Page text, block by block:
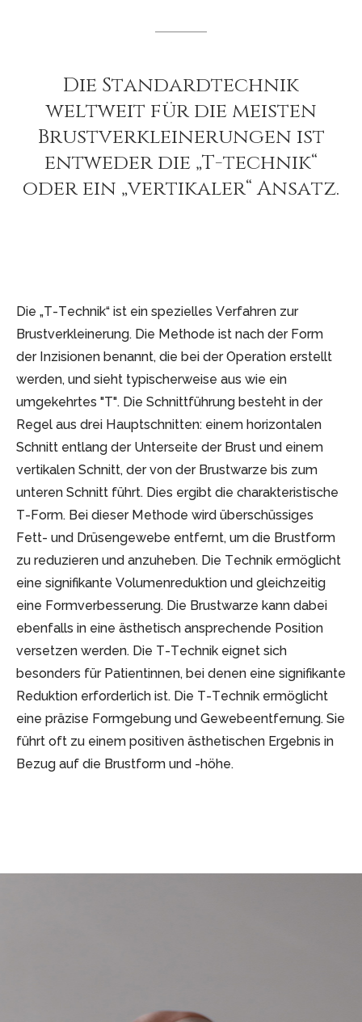
Die Standardtechnik
weltweit für diemeisten
Brustverkleinerungen ist
entweder die „T-technik“
oder ein „vertikaler“ Ansatz.
Die „T-Technik“ ist ein spezielles Verfahren zur
Brustverkleinerung. Die Methode ist nach der Form
der Inzisionen benannt, die bei der Operation erstellt
werden, und sieht typischerweise aus wie ein
umgekehrtes "T". Die Schnittführung besteht in der
Regel aus drei Hauptschnitten: einem horizontalen
Schnitt entlang der Unterseite der Brust und einem
vertikalen Schnitt, der von der Brustwarze bis zum
unteren Schnitt führt. Dies ergibt die charakteristische
T-Form. Bei dieser Methode wird überschüssiges
Fett- und Drüsengewebe entfernt, um die Brustform
zu reduzieren und anzuheben. Die Technik ermöglicht
eine signifikante Volumenreduktion und gleichzeitig
eine Formverbesserung. Die Brustwarze kann dabei
ebenfalls in eine ästhetisch ansprechende Position
versetzen werden. Die T-Technik eignet sich
besonders für Patientinnen, bei denen eine signifikante
Reduktion erforderlich ist. Die T-Technik ermöglicht
eine präzise Formgebung und Gewebeentfernung. Sie
führt oft zu einem positiven ästhetischen Ergebnis in
Bezug auf die Brustform und -höhe.